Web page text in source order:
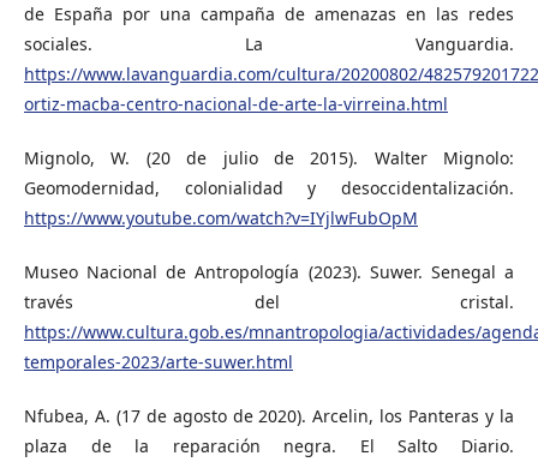
de España por una campaña de amenazas en las redes
sociales. La Vanguardia.
https://www.lavanguardia.com/cultura/20200802/
ortiz-macba-centro-nacional-de-arte-la-virreina.html
Mignolo, W. (20 de julio de 2015). Walter Mignolo:
Geomodernidad, colonialidad y desoccidentalización.
https://www.youtube.com/watch?v=IYjlwFubOpM
Museo Nacional de Antropología (2023). Suwer. Senegal a
través del cristal.
https://www.cultura.gob.es/mnantropologia/actividades/
temporales-2023/arte-suwer.html
Nfubea, A. (17 de agosto de 2020). Arcelin, los Panteras y la
plaza de la reparación negra. El Salto Diario.